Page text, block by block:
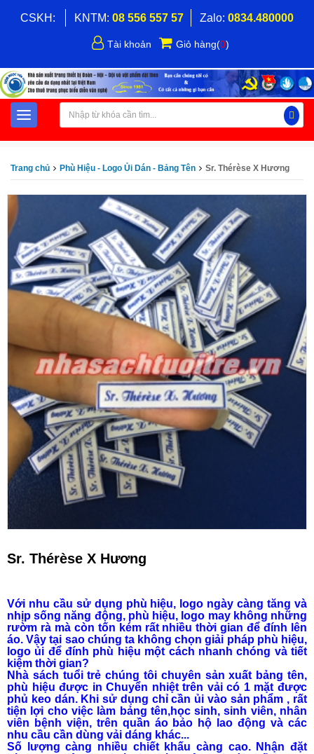
CSKH: KNTM: 08 556 557 57 Zalo: 0834.480000
Tài khoản Giỏ hàng(0)
Trang chủ Phù Hiệu - Logo Ủi Dán - Bảng Tên Sr. Thérèse X Hương
Sr. Thérèse X Hương
Với nhu cầu sử dụng phù hiệu, logo ngày càng tăng và
nhịp sống năng động, phù hiệu, logo may không những
rườm rà mà còn tốn kém rất nhiều thời gian để đính lên
áo. Vậy tại sao chúng ta không chọn giải pháp phù hiệu,
logo ủi để đính phù hiệu một cách nhanh chóng và tiết
kiệm thời gian?
Nhà sách tuổi trẻ chúng tôi chuyên sản xuất bảng tên,
phù hiệu được in Chuyển nhiệt trên vải có 1 mặt được
phủ keo dán. Khi sử dụng chỉ cần ủi vào sản phẩm , rất
tiện lợi cho việc làm bảng tên,học sinh, sinh viên, nhân
viên bệnh viện, trên quần áo bảo hộ lao động và các
nhu cầu cần dùng vải dáng khác...
Số lượng càng nhiều chiết khấu càng cao. Nhận đặt